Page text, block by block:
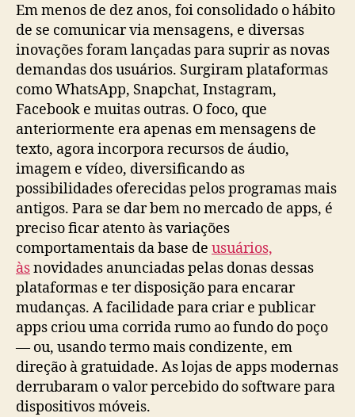
Em menos de dez anos, foi consolidado o hábito
de se comunicar via mensagens, e diversas
inovações foram lançadas para suprir as novas
demandas dos usuários. Surgiram plataformas
como WhatsApp, Snapchat, Instagram,
Facebook e muitas outras. O foco, que
anteriormente era apenas em mensagens de
texto, agora incorpora recursos de áudio,
imagem e vídeo, diversificando as
possibilidades oferecidas pelos programas mais
antigos. Para se dar bem no mercado de apps, é
preciso ficar atento às variações
comportamentais da base de usuários,
àsnovidades anunciadas pelas donas dessas
plataformas e ter disposição para encarar
mudanças. A facilidade para criar e publicar
apps criou uma corrida rumo ao fundo do poço
— ou, usando termo mais condizente, em
direção à gratuidade. As lojas de apps modernas
derrubaram o valor percebido do software para
dispositivos móveis.